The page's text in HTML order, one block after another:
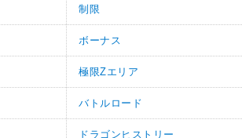
制限
ボーナス
極限Zエリア
バトルロード
ドラゴンヒストリー